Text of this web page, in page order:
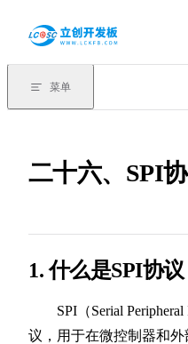
菜单
二十六、SPI
1. 什么是SPI协议
SPI（Serial Peripheral
议，用于在微控制器和